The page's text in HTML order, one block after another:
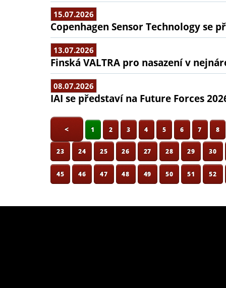
15.07.2026
Copenhagen Sensor Technology se
13.07.2026
Finská VALTRA pro nasazení v
08.07.2026
IAI se představí na Future Forces
< 1 2 3 4 5 6 7 8
23 24 25 26 27 28 29 30
45 46 47 48 49 50 51 52